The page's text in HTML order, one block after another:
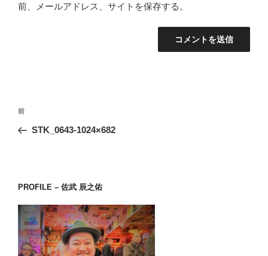
前、メールアドレス、サイトを保存する。
投
ナ
ー
シ
ョ
ン
前
の
前
STK_0643-1024×682
PROFILE – 佐武 辰之佑